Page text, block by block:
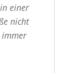
einer
nicht
immer